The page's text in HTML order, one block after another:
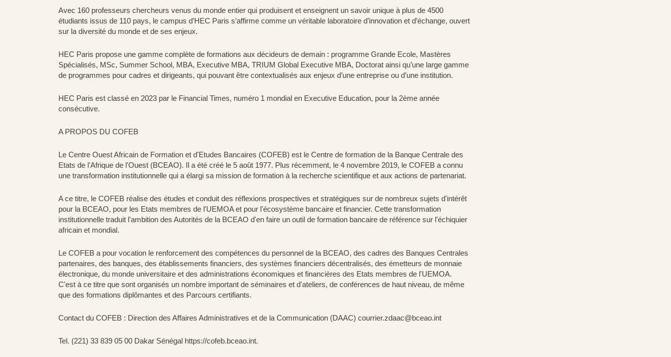
Avec 160 professeurs chercheurs venus du monde entier qui produisent et enseignent un savoir unique à plus de 4500
étudiants issus de 110 pays, le campus d’HEC Paris s’affirme comme un véritable laboratoire d’innovation et d’échange, ouvert
sur la diversité du monde et de ses enjeux.
HEC Paris propose une gamme complète de formations aux décideurs de demain : programme Grande Ecole, Mastères
Spécialisés, MSc, Summer School, MBA, Executive MBA, TRIUM Global Executive MBA, Doctorat ainsi qu’une large gamme
de programmes pour cadres et dirigeants, qui pouvant être contextualisés aux enjeux d’une entreprise ou d’une institution.
HEC Paris est classé en 2023 par le Financial Times, numéro 1 mondial en Executive Education, pour la 2ème année
consécutive.
A PROPOS DU COFEB
Le Centre Ouest Africain de Formation et d'Etudes Bancaires (COFEB) est le Centre de formation de la Banque Centrale des
Etats de l'Afrique de l'Ouest (BCEAO). Il a été créé le 5 août 1977. Plus récemment, le 4 novembre 2019, le COFEB a connu
une transformation institutionnelle qui a élargi sa mission de formation à la recherche scientifique et aux actions de partenariat.
A ce titre, le COFEB réalise des études et conduit des réflexions prospectives et stratégiques sur de nombreux sujets d'intérêt
pour la BCEAO, pour les Etats membres de l'UEMOA et pour l'écosystème bancaire et financier. Cette transformation
institutionnelle traduit l'ambition des Autorités de la BCEAO d'en faire un outil de formation bancaire de référence sur l'échiquier
africain et mondial.
Le COFEB a pour vocation le renforcement des compétences du personnel de la BCEAO, des cadres des Banques Centrales
partenaires, des banques, des établissements financiers, des systèmes financiers décentralisés, des émetteurs de monnaie
électronique, du monde universitaire et des administrations économiques et financières des Etats membres de l'UEMOA.
C'est à ce titre que sont organisés un nombre important de séminaires et d'ateliers, de conférences de haut niveau, de même
que des formations diplômantes et des Parcours certifiants.
Contact du COFEB : Direction des Affaires Administratives et de la Communication (DAAC) courrier.zdaac@bceao.int
Tel. (221) 33 839 05 00 Dakar Sénégal https://cofeb.bceao.int.